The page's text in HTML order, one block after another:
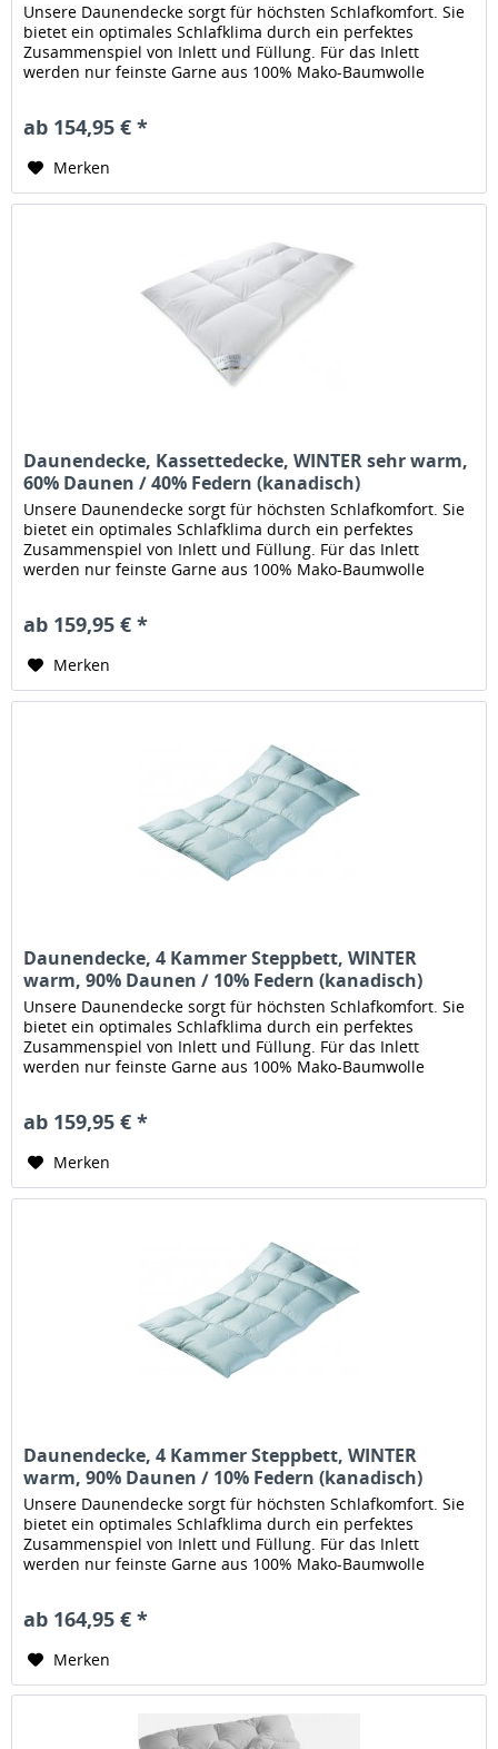
Unsere Daunendecke sorgt für höchsten Schlafkomfort. Sie
bietet ein optimales Schlafklima durch ein perfektes
Zusammenspiel von Inlett und Füllung. Für das Inlett
werden nur feinste Garne aus 100% Mako-Baumwolle
ab 154,95 € *
Merken
Daunendecke, Kassettedecke, WINTER sehr warm,
60% Daunen / 40% Federn (kanadisch)
Unsere Daunendecke sorgt für höchsten Schlafkomfort. Sie
bietet ein optimales Schlafklima durch ein perfektes
Zusammenspiel von Inlett und Füllung. Für das Inlett
werden nur feinste Garne aus 100% Mako-Baumwolle
ab 159,95 € *
Merken
Daunendecke, 4 Kammer Steppbett, WINTER
warm, 90% Daunen / 10% Federn (kanadisch)
Unsere Daunendecke sorgt für höchsten Schlafkomfort. Sie
bietet ein optimales Schlafklima durch ein perfektes
Zusammenspiel von Inlett und Füllung. Für das Inlett
werden nur feinste Garne aus 100% Mako-Baumwolle
ab 159,95 € *
Merken
Daunendecke, 4 Kammer Steppbett, WINTER
warm, 90% Daunen / 10% Federn (kanadisch)
Unsere Daunendecke sorgt für höchsten Schlafkomfort. Sie
bietet ein optimales Schlafklima durch ein perfektes
Zusammenspiel von Inlett und Füllung. Für das Inlett
werden nur feinste Garne aus 100% Mako-Baumwolle
ab 164,95 € *
Merken